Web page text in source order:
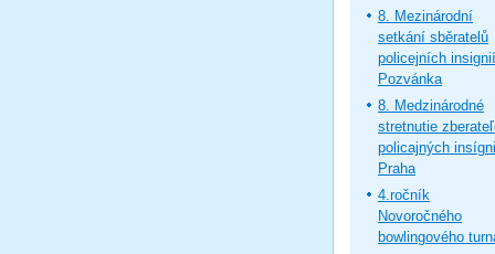
8. Mezinárodní
setkání sběratelů
policejních
Pozvánka
8. Medzinárodné
stretnutie
policajných
Praha
4.ročník
Novoročného
bowlingového